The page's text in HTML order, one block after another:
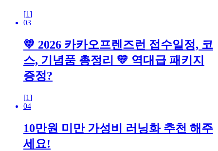
[1]
03
💛 2026 카카오프렌즈런 접수일정, 코
스, 기념품 총정리 💛 역대급 패키지
증정?
[1]
04
10만원 미만 가성비 러닝화 추천 해주
세요!